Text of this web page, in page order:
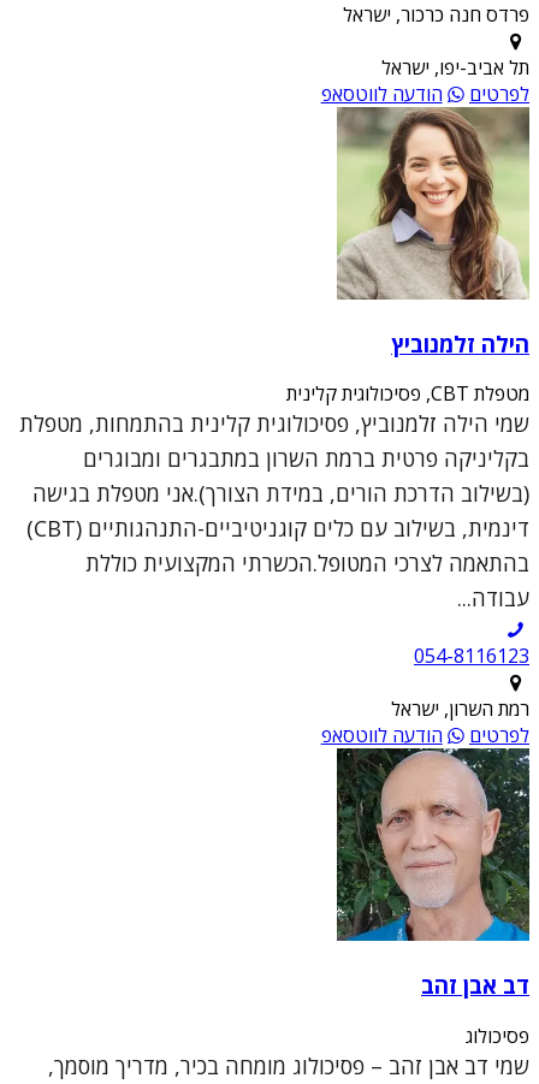
פרדס חנה כרכור, ישראל
תל אביב-יפו, ישראל
לפרטים
הודעה לווטסאפ
הילה זלמנוביץ
מטפלת CBT, פסיכולוגית קלינית
שמי הילה זלמנוביץ, פסיכולוגית קלינית בהתמחות, מטפלת
בקליניקה פרטית ברמת השרון במתבגרים ומבוגרים
(בשילוב הדרכת הורים, במידת הצורך).אני מטפלת בגישה
דינמית, בשילוב עם כלים קוגניטיביים-התנהגותיים (CBT)
בהתאמה לצרכי המטופל.הכשרתי המקצועית כוללת
עבודה...
054-8116123
רמת השרון, ישראל
לפרטים
הודעה לווטסאפ
דב אבן זהב
פסיכולוג
שמי דב אבן זהב – פסיכולוג מומחה בכיר, מדריך מוסמך,